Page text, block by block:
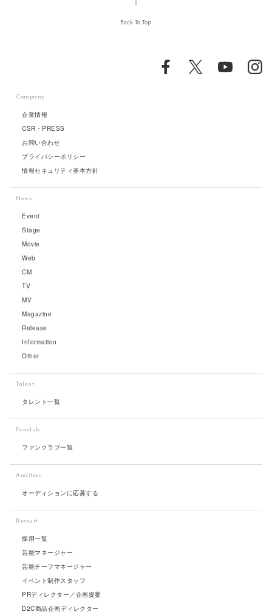
Back To Top
Company
企業情報
CSR・PRESS
お問い合わせ
プライバシーポリシー
情報セキュリティ基本方針
News
Event
Stage
Movie
Web
CM
TV
MV
Magazine
Release
Information
Other
Talent
タレント一覧
Fanclub
ファンクラブ一覧
Audition
オーディションに応募する
Recruit
採用一覧
芸能マネージャー
芸能チーフマネージャー
イベント制作スタッフ
PRディレクター／企画提案
D2C商品企画ディレクター